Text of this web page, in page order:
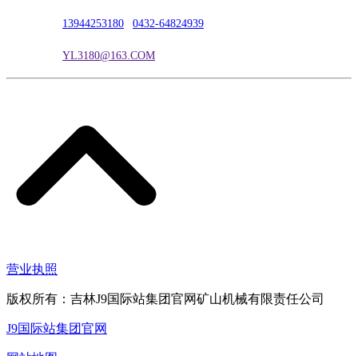
13944253180 0432-64824939
YL3180@163.COM
营业执照
版权所有：吉林J9国际站集团官网矿山机械有限责任公司
J9国际站集团官网